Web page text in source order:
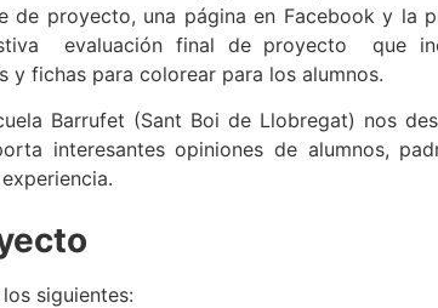
de proyecto, una página en Facebook y la
evaluación final de proyecto que
y fichas para colorear para los alumnos.
Barrufet (Sant Boi de Llobregat) nos
interesantes opiniones de alumnos,
siguientes: